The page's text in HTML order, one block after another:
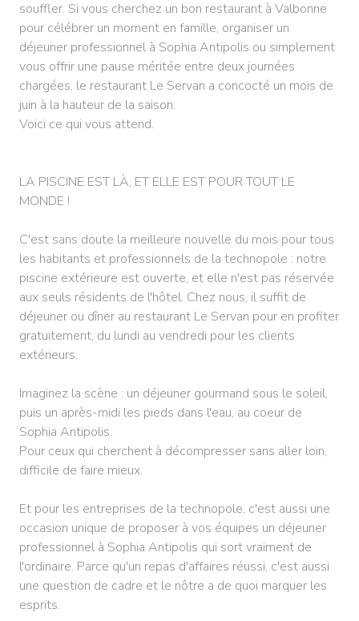
souffler. Si vous cherchez un bon restaurant à Valbonne
pour célébrer un moment en famille, organiser un
déjeuner professionnel à Sophia Antipolis ou simplement
vous offrir une pause méritée entre deux journées
chargées, le restaurant Le Servan a concocté un mois de
juin à la hauteur de la saison.
Voici ce qui vous attend.
LA PISCINE EST LÀ, ET ELLE EST POUR TOUT LE
MONDE !
C'est sans doute la meilleure nouvelle du mois pour tous
les habitants et professionnels de la technopole : notre
piscine extérieure est ouverte, et elle n'est pas réservée
aux seuls résidents de l'hôtel. Chez nous, il suffit de
déjeuner ou dîner au restaurant Le Servan pour en profiter
gratuitement, du lundi au vendredi pour les clients
extérieurs.
Imaginez la scène : un déjeuner gourmand sous le soleil,
puis un après-midi les pieds dans l'eau, au coeur de
Sophia Antipolis.
Pour ceux qui cherchent à décompresser sans aller loin,
difficile de faire mieux.
Et pour les entreprises de la technopole, c'est aussi une
occasion unique de proposer à vos équipes un déjeuner
professionnel à Sophia Antipolis qui sort vraiment de
l'ordinaire. Parce qu'un repas d'affaires réussi, c'est aussi
une question de cadre et le nôtre a de quoi marquer les
esprits.